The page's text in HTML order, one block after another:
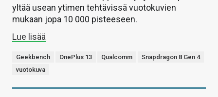
yltää usean ytimen tehtävissä vuotokuvien
mukaan jopa 10 000 pisteeseen.
Lue lisää
Geekbench OnePlus 13 Qualcomm
Snapdragon 8 Gen 4
vuotokuva